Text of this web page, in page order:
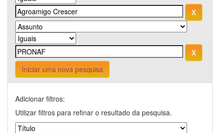
Iniciar uma nova pesquisa
Adicionar filtros:
Utilizar filtros para refinar o resultado da pesquisa.